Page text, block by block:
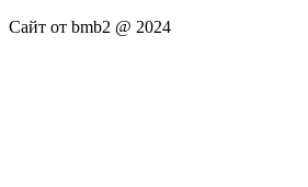
Сайт от bmb2 @ 2024